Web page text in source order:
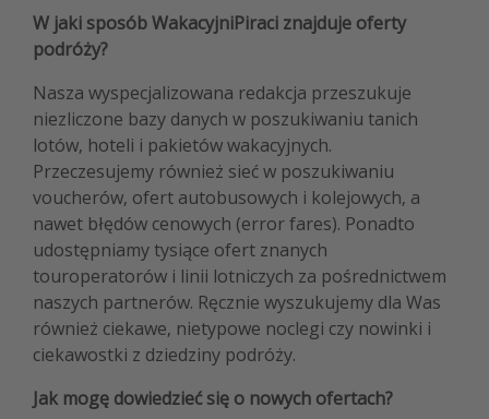
W jaki sposób WakacyjniPiraci znajduje oferty
podróży?
Nasza wyspecjalizowana redakcja przeszukuje
niezliczone bazy danych w poszukiwaniu tanich
lotów, hoteli i pakietów wakacyjnych.
Przeczesujemy również sieć w poszukiwaniu
voucherów, ofert autobusowych i kolejowych, a
nawet błędów cenowych (error fares). Ponadto
udostępniamy tysiące ofert znanych
touroperatorów i linii lotniczych za pośrednictwem
naszych partnerów. Ręcznie wyszukujemy dla Was
również ciekawe, nietypowe noclegi czy nowinki i
ciekawostki z dziedziny podróży.
Jak mogę dowiedzieć się o nowych ofertach?